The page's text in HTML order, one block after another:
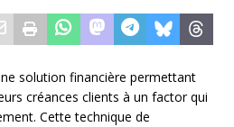
solution financière permettant
créances clients à un factor qui
Cette technique de